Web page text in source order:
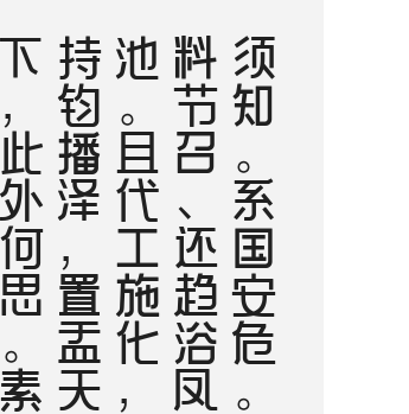
须
知
。
系
国
安
危
。
料
节
召
、
还
趋
浴
凤
池
。
且
代
工
施
化
，
持
钧
播
泽
，
置
盂
天
下
，
此
外
何
思
。
素
卷
书
名
，
赤
松
游
道
，
飙
驭
云
軿仙
可
期
。
湖
山
美
，
有
啼
猿
唳
鹤
，
相
望
东
归